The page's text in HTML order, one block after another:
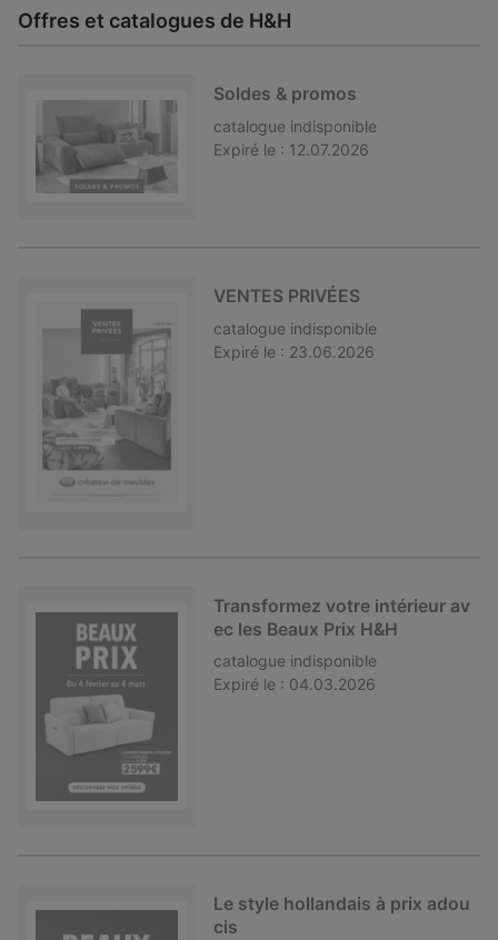
Offres et catalogues de H&H
Soldes & promos
catalogue indisponible
Expiré le : 12.07.2026
VENTES PRIVÉES
catalogue indisponible
Expiré le : 23.06.2026
Transformez votre intérieur av
ec les Beaux Prix H&H
catalogue indisponible
Expiré le : 04.03.2026
Le style hollandais à prix adou
cis